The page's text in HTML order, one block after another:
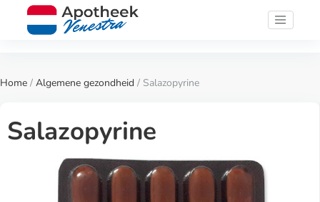
Home / Algemene gezondheid / Salazopyrine
Salazopyrine